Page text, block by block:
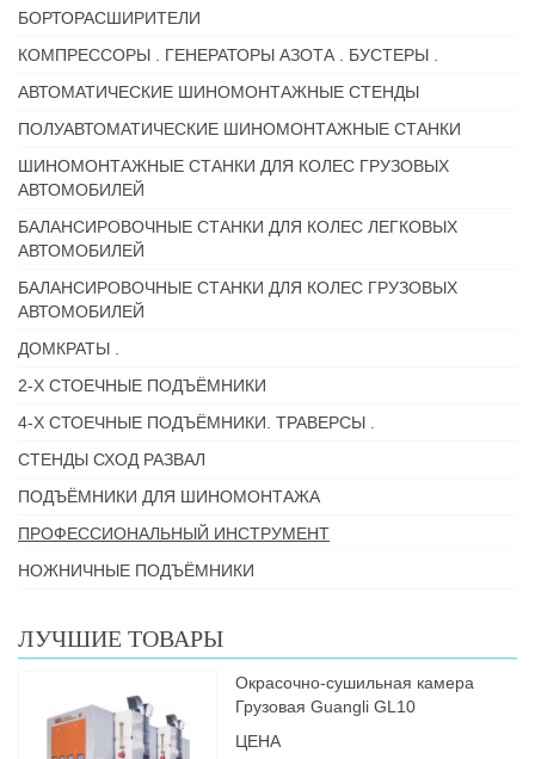
БОРТОРАСШИРИТЕЛИ
КОМПРЕССОРЫ . ГЕНЕРАТОРЫ АЗОТА . БУСТЕРЫ .
АВТОМАТИЧЕСКИЕ ШИНОМОНТАЖНЫЕ СТЕНДЫ
ПОЛУАВТОМАТИЧЕСКИЕ ШИНОМОНТАЖНЫЕ СТАНКИ
ШИНОМОНТАЖНЫЕ СТАНКИ ДЛЯ КОЛЕС ГРУЗОВЫХ
АВТОМОБИЛЕЙ
БАЛАНСИРОВОЧНЫЕ СТАНКИ ДЛЯ КОЛЕС ЛЕГКОВЫХ
АВТОМОБИЛЕЙ
БАЛАНСИРОВОЧНЫЕ СТАНКИ ДЛЯ КОЛЕС ГРУЗОВЫХ
АВТОМОБИЛЕЙ
ДОМКРАТЫ .
2-Х СТОЕЧНЫЕ ПОДЪЁМНИКИ
4-Х СТОЕЧНЫЕ ПОДЪЁМНИКИ. ТРАВЕРСЫ .
СТЕНДЫ СХОД РАЗВАЛ
ПОДЪЁМНИКИ ДЛЯ ШИНОМОНТАЖА
ПРОФЕССИОНАЛЬНЫЙ ИНСТРУМЕНТ
НОЖНИЧНЫЕ ПОДЪЁМНИКИ
ЛУЧШИЕ ТОВАРЫ
Окрасочно-сушильная камера
Грузовая Guangli GL10
ЦЕНА